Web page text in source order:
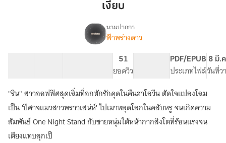
เงียบ
เรื่อง(มี
book)Halloween
Secret
เลขา
ตัว
จี๊ด
กับ
บอส
จอม
นามปากกา
ฟ้าพร่างดาว
51
ยอดวิว
PDF/EPUB
ประเภทไฟล์
8 มี.
วันที่ว
"ริน" สาวออฟฟิศสุดเฉิ่มที่อกหักรักคุดในคืนฮาโลวีน ตัดใจแปลงโฉม
เป็น 'ปีศาจแมวสาวพราวเสน่ห์' ไปเมาหลุดโลกในคลับหรู จนเกิดความ
สัมพันธ์ One Night Stand กับชายหนุ่มใต้หน้ากากสิงโตที่ร้อนแรงจน
เตียงแทบลุกเป็